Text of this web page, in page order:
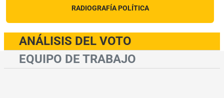
RADIOGRAFÍA POLÍTICA
ANÁLISIS DEL VOTO
EQUIPO DE TRABAJO